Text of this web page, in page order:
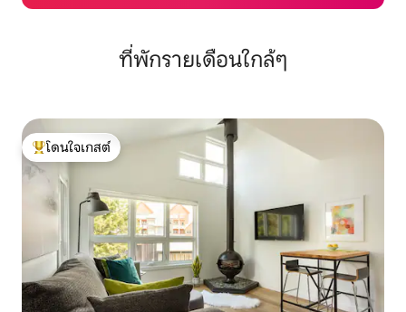
ที่พักรายเดือนใกล้ๆ
โดนใจเกสต์ที่สุด
โดนใจเกสต์